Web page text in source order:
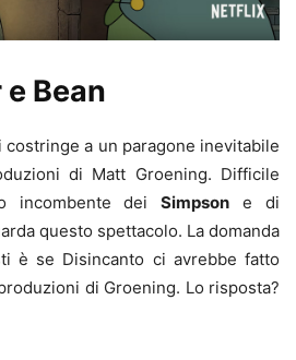
Bean
a un paragone inevitabile
di Matt Groening. Difficile
incombente deiSimpson e di
questo spettacolo. La domanda
è se Disincanto ci avrebbe fatto
di Groening. Lo risposta?